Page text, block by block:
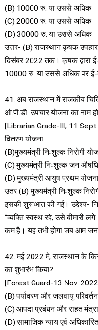
(B) 10000 रु. या उससे अधिक
(C) 20000 रु. या उससे अधिक
(D) 30000 रु. या उससे अधिक
उत्तर- (B) राजस्थान कृषक
दिसंबर 2022 तक। कृषक द्वारा
10000 रु. या उससे अधिक पर ई-
41. अब राजस्थान में राजकीय
ओ.पी.डी. उपचार योजना का नाम
[Librarian Grade-III, 11
वितरण योजना
(B)मुख्यमंत्री निःशुल्क निरोगी
(C) मुख्यमंत्री निःशुल्क जन
(D) मुख्यमंत्री आयुष प्रथम योजना
उतर (B) मुख्यमंत्री निःशुल्क
इसकी शुरूआत की गई। उद्देश्य-
“व्यक्ति स्वस्थ रहे, उसे बीमारी
कम है। यह तभी होगा जब आम
42. मई 2022 में, राजस्थान के
का शुभारंभ किया?
[Forest Guard-13 Nov.
(B) पर्यावरण और जलवायु
(C) आपदा प्रबंधन और राहत
(D) सामाजिक न्याय एवं